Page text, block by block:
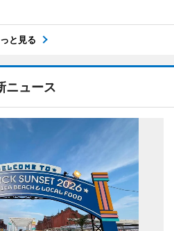
と見る
ニュース